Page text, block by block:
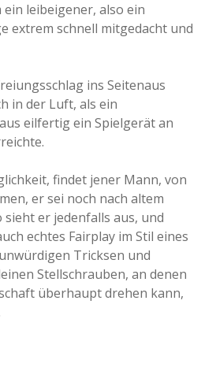
ein leibeigener, also ein
extrem schnell mitgedacht und
ins Seitenaus
in der Luft, als ein
eilfertig ein Spielgerät an
findet jener Mann, von
er sei noch nach altem
er jedenfalls aus, und
echtes Fairplay im Stil eines
Tricksen und
Stellschrauben, an denen
überhaupt drehen kann,